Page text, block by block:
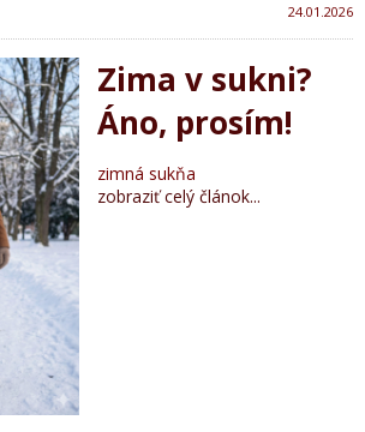
24.01.2026
Zima v sukni?
Áno, prosím!
zimná sukňa
zobraziť celý článok...